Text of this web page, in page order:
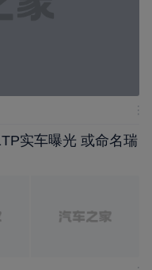
实车曝光 或命名瑞